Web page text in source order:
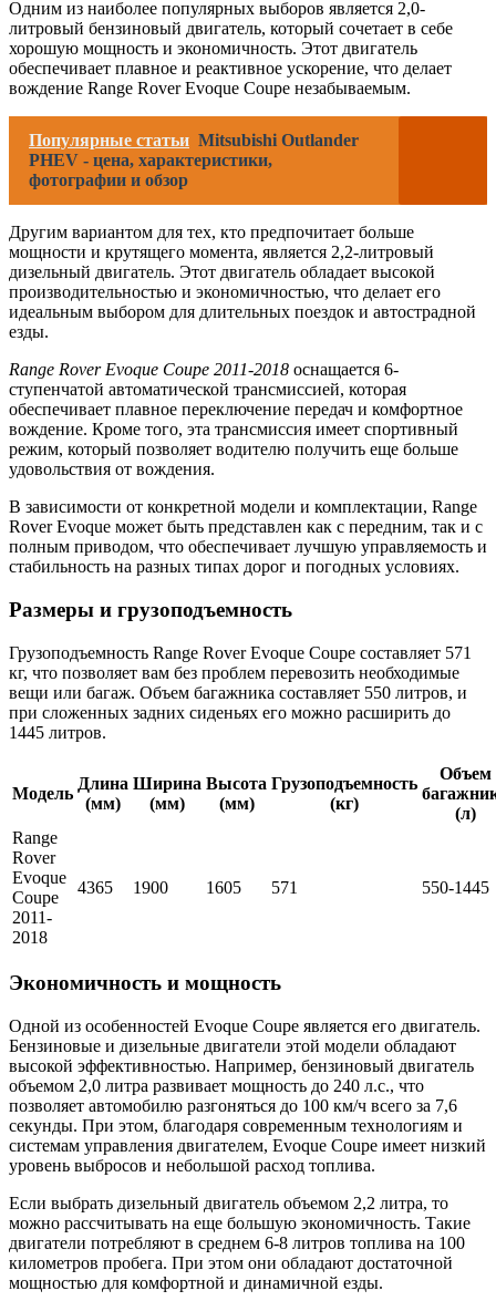
Одним из наиболее популярных выборов является 2,0-
литровый бензиновый двигатель, который сочетает в себе
хорошую мощность и экономичность. Этот двигатель
обеспечивает плавное и реактивное ускорение, что делает
вождение Range Rover Evoque Coupe незабываемым.
Популярные статьи Mitsubishi Outlander
PHEV - цена, характеристики,
фотографии и обзор
Другим вариантом для тех, кто предпочитает больше
мощности и крутящего момента, является 2,2-литровый
дизельный двигатель. Этот двигатель обладает высокой
производительностью и экономичностью, что делает его
идеальным выбором для длительных поездок и автострадной
езды.
Range Rover Evoque Coupe 2011-2018 оснащается 6-
ступенчатой автоматической трансмиссией, которая
обеспечивает плавное переключение передач и комфортное
вождение. Кроме того, эта трансмиссия имеет спортивный
режим, который позволяет водителю получить еще больше
удовольствия от вождения.
В зависимости от конкретной модели и комплектации, Range
Rover Evoque может быть представлен как с передним, так и с
полным приводом, что обеспечивает лучшую управляемость и
стабильность на разных типах дорог и погодных условиях.
Размеры и грузоподъемность
Грузоподъемность Range Rover Evoque Coupe составляет 571
кг, что позволяет вам без проблем перевозить необходимые
вещи или багаж. Объем багажника составляет 550 литров, и
при сложенных задних сиденьях его можно расширить до
1445 литров.
Модель
Длина
(мм)
Ширина
(мм)
Высота
(мм)
Грузоподъемность
(кг)
Объем
(л)
Range
Rover
Evoque
Coupe
2011-
2018
4365 1900 1605 571 550-1445
Экономичность и мощность
Одной из особенностей Evoque Coupe является его двигатель.
Бензиновые и дизельные двигатели этой модели обладают
высокой эффективностью. Например, бензиновый двигатель
объемом 2,0 литра развивает мощность до 240 л.с., что
позволяет автомобилю разгоняться до 100 км/ч всего за 7,6
секунды. При этом, благодаря современным технологиям и
системам управления двигателем, Evoque Coupe имеет низкий
уровень выбросов и небольшой расход топлива.
Если выбрать дизельный двигатель объемом 2,2 литра, то
можно рассчитывать на еще большую экономичность. Такие
двигатели потребляют в среднем 6-8 литров топлива на 100
километров пробега. При этом они обладают достаточной
мощностью для комфортной и динамичной езды.